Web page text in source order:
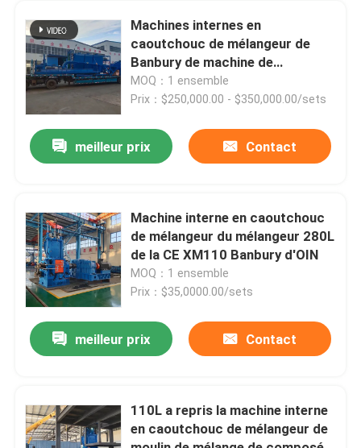
Produits
Vidéos
Au sujet de nous
Contrôle de qualité
Contactez-nous
Nouvelles
Machine de processus en caoutchouc
Machines internes en
caoutchouc de mélangeur de
Banbury de machine de
mélangeur de malaxeur de
Banbury
MOQ：1 ensemble
Prix：$250,000.00 - $350,000.00/sets
meilleur prix Contact
Machine interne en caoutchouc
de mélangeur du mélangeur 280L
de la CE XM110 Banbury d'OIN
MOQ：1 ensemble
Prix：$35,0000.00/sets
meilleur prix Contact
110L a repris la machine interne
en caoutchouc de mélangeur de